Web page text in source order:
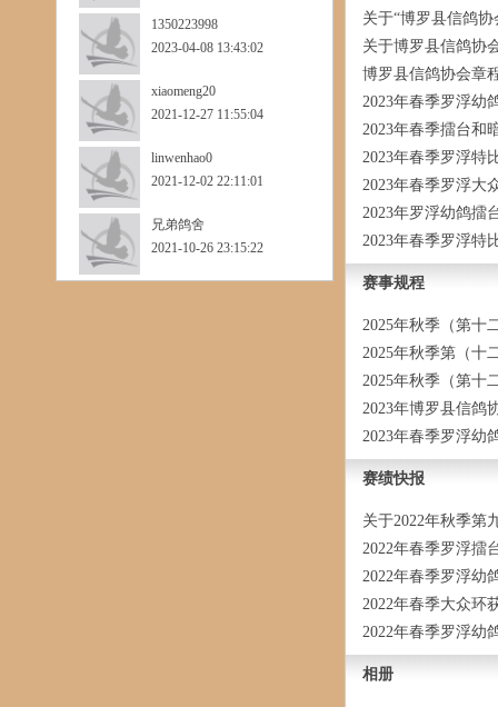
1350223998
2023-04-08 13:43:02
xiaomeng20
2021-12-27 11:55:04
linwenhao0
2021-12-02 22:11:01
兄弟鸽舍
2021-10-26 23:15:22
关于“博罗县信鸽
关于博罗县信鸽协
博罗县信鸽协会章
2023年春季罗浮幼
2023年春季擂台和
2023年春季罗浮特
2023年春季罗浮大
2023年罗浮幼鸽擂
2023年春季罗浮特
赛事规程
2025年秋季（第十
2025年秋季第（十
2025年秋季（第十
2023年博罗县信鸽
2023年春季罗浮幼
赛绩快报
关于2022年秋季第
2022年春季罗浮擂
2022年春季罗浮幼
2022年春季大众环
2022年春季罗浮幼
相册